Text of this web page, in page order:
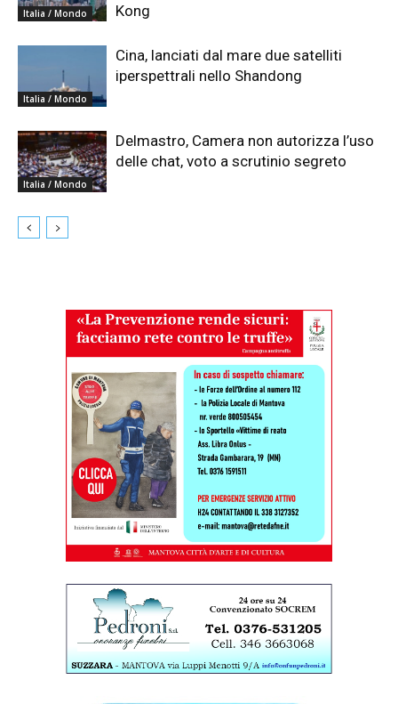
Italia / Mondo
Kong
Italia / Mondo
Cina, lanciati dal mare due satelliti
iperspettrali nello Shandong
Italia / Mondo
Delmastro, Camera non autorizza l’uso
delle chat, voto a scrutinio segreto